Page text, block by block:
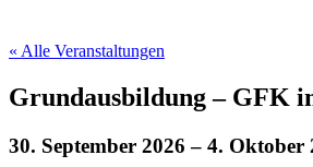
« Alle Veranstaltungen
Grundausbildung – GFK
30. September 2026 – 4. Oktober